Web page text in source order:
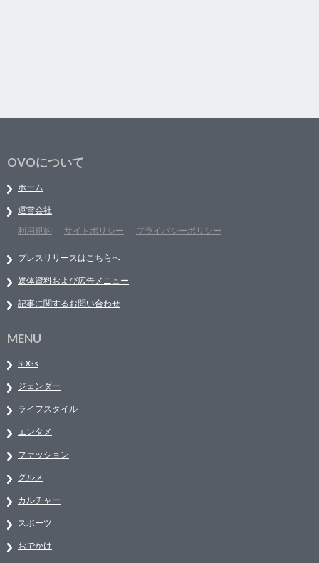
OVOについて
ホーム
運営会社
利用規約
サイトポリシー プライバシーポリシー
プレスリリースはこちらへ
媒体資料および広告メニュー
記事に関するお問い合わせ
MENU
SDGs
ジェンダー
ライフスタイル
エンタメ
ファッション
グルメ
カルチャー
スポーツ
おでかけ